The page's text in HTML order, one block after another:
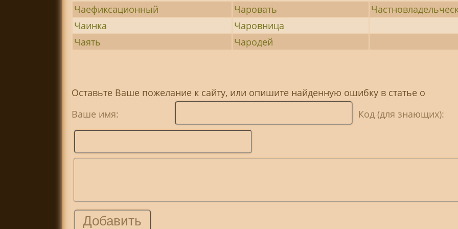
Чаефиксационный Чаровать
Чаинка
Чаровница
Чаять
Чародей
Оставьте Ваше пожелание к сайту, или опишите найденную ошибку в статье о
Ваше имя:
Код (для знающих):